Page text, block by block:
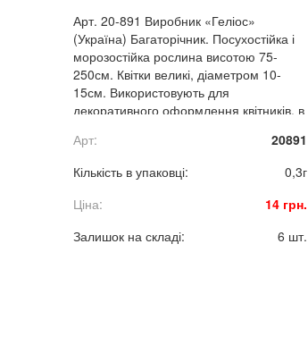
Арт. 20-891 Виробник «Геліос»
(Україна) Багаторічник. Посухостійка і
морозостійка рослина висотою 75-
250см. Квітки великі, діаметром 10-
15см. Використовують для
декоративного оформлення квітників, в
Арт:
20891
Кількість в упаковці:
0,3г
Ціна:
14 грн.
Залишок на складі:
6 шт.